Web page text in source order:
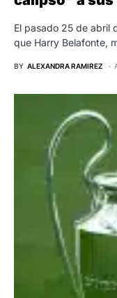
El pasado 25 de abril
que Harry Belafonte,
BY ALEXANDRA RAMIREZ